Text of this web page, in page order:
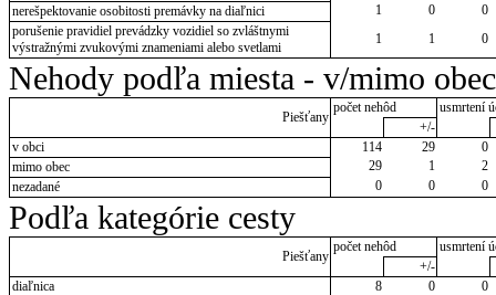
nerešpektovanie osobitosti premávky na diaľnici
1 0
0
porušenie pravidiel prevádzky vozidiel so zvláštnymi
výstražnými zvukovými znameniami alebo svetlami
1 1 0
Nehody podľa miesta - v/mimo obec
Piešťany
počet nehôd
usmrtení
+/-
v obci
114 29
0
mimo obec
29 1
2
nezadané
0 0 0
Podľa kategórie cesty
Piešťany
počet nehôd
usmrtení
+/-
diaľnica
8 0
0